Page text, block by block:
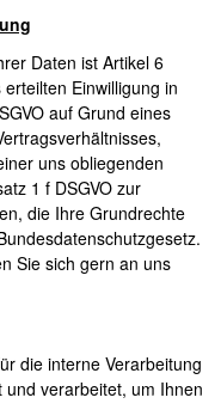
Daten ist Artikel 6
Einwilligung in
auf Grund eines
uns obliegenden
1 f DSGVO zur
die Ihre Grundrechte
Sie sich gern an uns
die interne Verarbeitung
verarbeitet, um Ihnen